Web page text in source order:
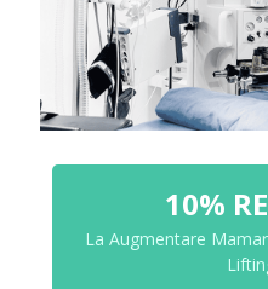
10%
La Augmentare